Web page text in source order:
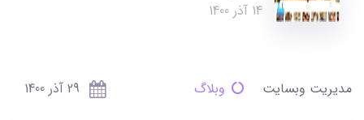
14 آذر 1400
مدیریت وبسایت وبلاگ 29 آذر 1400